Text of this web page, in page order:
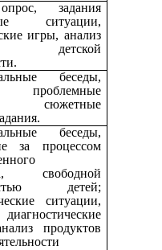
задания
ситуации,
игры, анализ
детской
беседы,
проблемные
сюжетные
беседы,
за процессом
свободной
детей;
ситуации,
продуктов